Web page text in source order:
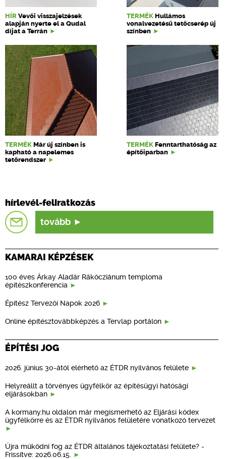
HÍR Vevői visszajelzések
alapján nyerte el a Qudal
díjat a Terrán
TERMÉK Hullámos
vonalvezetésű tetőcserép új
színben
TERMÉK Már új színben is
kapható a napelemes
tetőrendszer
TERMÉK Fenntarthatóság az
építőiparban
hírlevél-feliratkozás
tovább
KAMARAI KÉPZÉSEK
100 éves Árkay Aladár Rákócziánum temploma
építészkonferencia
Építész Tervezői Napok 2026
Online építésztovábbképzés a Tervlap portálon
ÉPÍTÉSI JOG
2026. június 30-ától elérhető az ÉTDR nyilvános felülete
Helyreállt a törvényes ügyfélkör az építésügyi hatósági
eljárásokban
A kormany.hu oldalon már megismerhető az Eljárási kódex
ügyfélkörre és az ÉTDR nyilvános felületére vonatkozó tervezet
Újra működni fog az ÉTDR általános tájékoztatási felülete? -
Frissítve: 2026.06.15.